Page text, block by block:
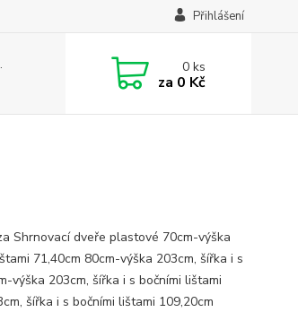
Přihlášení
0ks
za 0 Kč
Shrnovací dveře plastové 70cm-výška
71,40cm 80cm-výška 203cm, šířka i s
výška 203cm, šířka i s bočními lištami
šířka i s bočními lištami 109,20cm